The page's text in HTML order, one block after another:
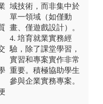
域技術，而非集中於
單一領域（如僅動
畫、僅遊戲設計）。
4. 培育就業實務經
驗，除了課堂學習，
實習和專案實作非常
重要。積極協助學生
參與企業實務專案。